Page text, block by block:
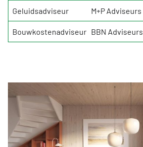
Geluidsadviseur M+P Adviseurs
Bouwkostenadviseur BBN Adviseurs